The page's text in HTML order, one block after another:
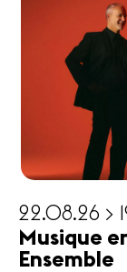
22.08.26 >
Musique
Ensemble